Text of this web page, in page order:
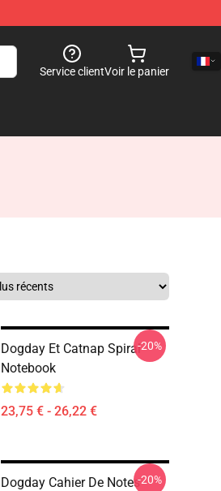
Service clientVoir le panier
Dogday Et Catnap Spiral
Notebook
23,75 € - 26,22 €
-20%
Dogday Cahier De Notes-20%